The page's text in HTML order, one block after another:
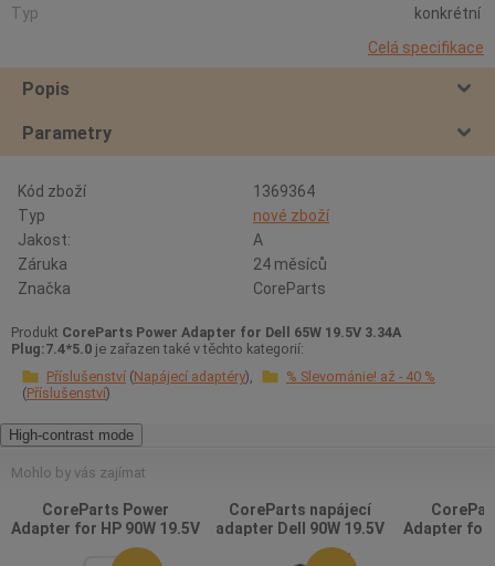
Typ
konkrétní
Celá specifikace
Popis
Parametry
Kód zboží
1369364
Typ
nové zboží
Jakost:
A
Záruka
24 měsíců
Značka
CoreParts
Produkt CoreParts Power Adapter for Dell 65W 19.5V 3.34A
Plug:7.4*5.0 je zařazen také v těchto kategorií:
Příslušenství Napájecí adaptéry
% Slevománie! až - 40 %
Příslušenství
High-contrast mode
Mohlo by vás zajímat
CoreParts Power
Adapter for HP 90W 19.5V
4.62A Plug:4.5*3.0
CoreParts napájecí
adapter Dell 90W 19.5V
4.62A, 7,4x5mm
Adapter for